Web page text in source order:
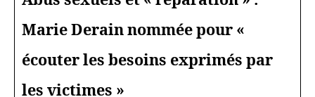
Marie Derain nommée pour «
écouter les besoins exprimés par
les victimes »